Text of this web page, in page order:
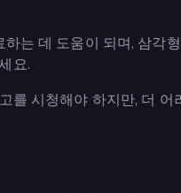
는 데 도움이 되며, 삼각
요.
를 시청해야 하지만, 더 어